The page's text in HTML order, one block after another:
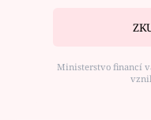
Ministerstvo financí